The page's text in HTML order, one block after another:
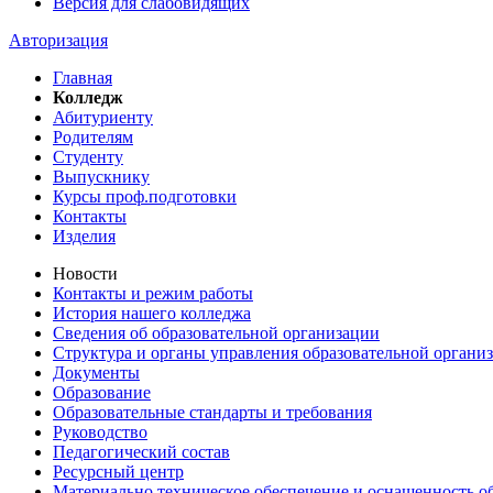
Авторизация
Главная
Колледж
Абитуриенту
Родителям
Студенту
Выпускнику
Курсы проф.подготовки
Контакты
Изделия
Новости
Контакты и режим работы
История нашего колледжа
Сведения об образовательной организации
Структура и органы управления образовательной
Документы
Образование
Образовательные стандарты и требования
Руководство
Педагогический состав
Ресурсный центр